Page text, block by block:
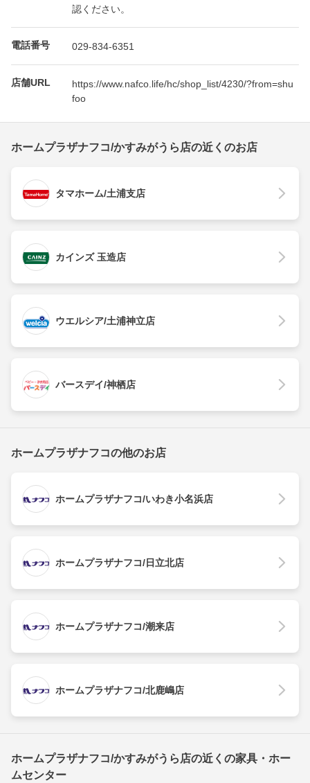
認ください。
電話番号 029-834-6351
店舗URL
https://www.nafco.life/hc/shop_list/4230/?from=shu
foo
ホームプラザナフコ/かすみがうら店の近くのお店
タマホーム/土浦支店
カインズ 玉造店
ウエルシア/土浦神立店
バースデイ/神栖店
ホームプラザナフコの他のお店
ホームプラザナフコ/いわき小名浜店
ホームプラザナフコ/日立北店
ホームプラザナフコ/潮来店
ホームプラザナフコ/北鹿嶋店
ホームプラザナフコ/かすみがうら店の近くの家具・ホー
ムセンター